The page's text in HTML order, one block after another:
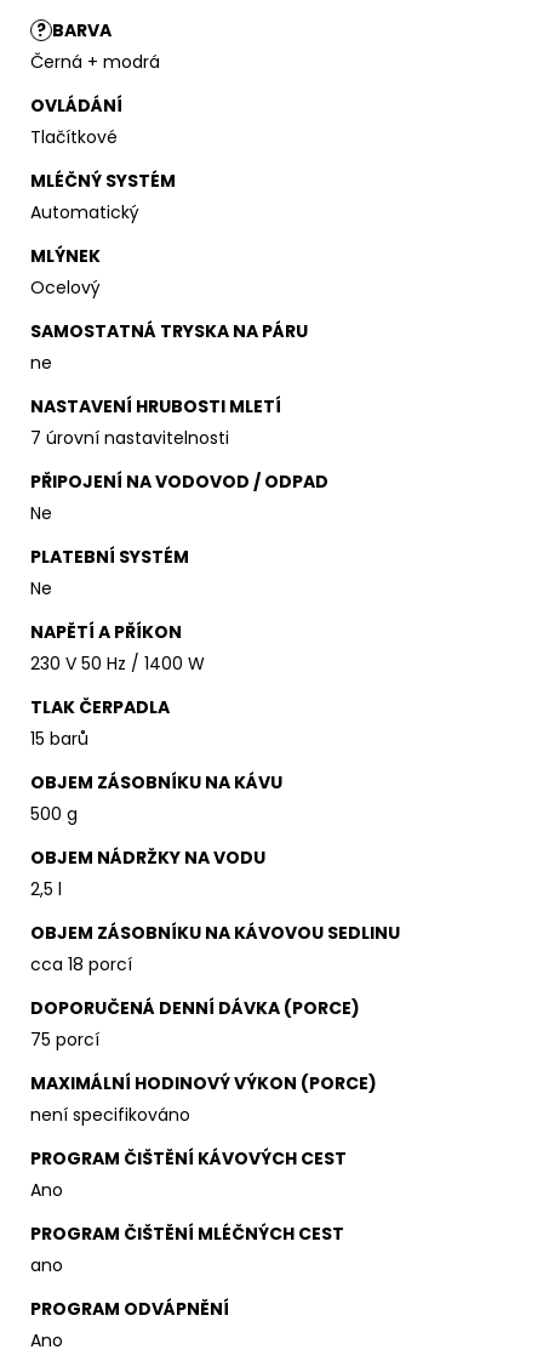
? BARVA
Černá + modrá
OVLÁDÁNÍ
Tlačítkové
MLÉČNÝ SYSTÉM
Automatický
MLÝNEK
Ocelový
SAMOSTATNÁ TRYSKA NA PÁRU
ne
NASTAVENÍ HRUBOSTI MLETÍ
7 úrovní nastavitelnosti
PŘIPOJENÍ NA VODOVOD / ODPAD
Ne
PLATEBNÍ SYSTÉM
Ne
NAPĚTÍ A PŘÍKON
230 V 50 Hz / 1400 W
TLAK ČERPADLA
15 barů
OBJEM ZÁSOBNÍKU NA KÁVU
500 g
OBJEM NÁDRŽKY NA VODU
2,5 l
OBJEM ZÁSOBNÍKU NA KÁVOVOU SEDLINU
cca 18 porcí
DOPORUČENÁ DENNÍ DÁVKA (PORCE)
75 porcí
MAXIMÁLNÍ HODINOVÝ VÝKON (PORCE)
není specifikováno
PROGRAM ČIŠTĚNÍ KÁVOVÝCH CEST
Ano
PROGRAM ČIŠTĚNÍ MLÉČNÝCH CEST
ano
PROGRAM ODVÁPNĚNÍ
Ano